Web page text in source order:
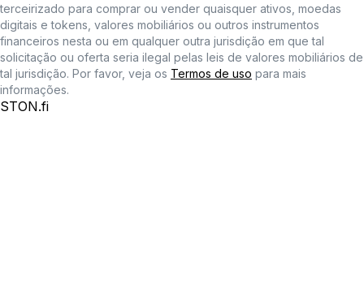
terceirizado para comprar ou vender quaisquer ativos, moedas
digitais e tokens, valores mobiliários ou outros instrumentos
financeiros nesta ou em qualquer outra jurisdição em que tal
solicitação ou oferta seria ilegal pelas leis de valores mobiliários de
tal jurisdição. Por favor, veja os Termos de uso para mais
informações.
STON.fi